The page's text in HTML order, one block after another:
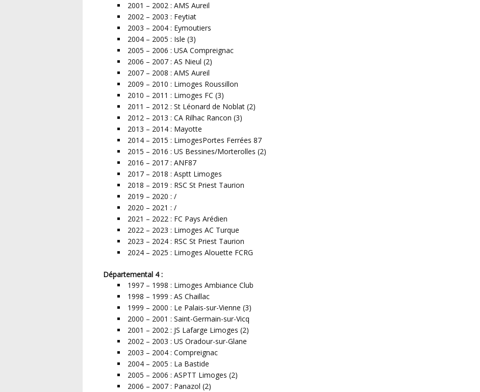
2001 – 2002 : AMS Aureil
2002 – 2003 : Feytiat
2003 – 2004 : Eymoutiers
2004 – 2005 : Isle (3)
2005 – 2006 : USA Compreignac
2006 – 2007 : AS Nieul (2)
2007 – 2008 : AMS Aureil
2009 – 2010 : Limoges Roussillon
2010 – 2011 : Limoges FC (3)
2011 – 2012 : St Léonard de Noblat (2)
2012 – 2013 : CA Rilhac Rancon (3)
2013 – 2014 : Mayotte
2014 – 2015 : LimogesPortes Ferrées 87
2015 – 2016 : US Bessines/Morterolles (2)
2016 – 2017 : ANF87
2017 – 2018 : Asptt Limoges
2018 – 2019 : RSC St Priest Taurion
2019 – 2020 : /
2020 – 2021 : /
2021 – 2022 : FC Pays Arédien
2022 – 2023 : Limoges AC Turque
2023 – 2024 : RSC St Priest Taurion
2024 – 2025 : Limoges Alouette FCRG
Départemental 4 :
1997 – 1998 : Limoges Ambiance Club
1998 – 1999 : AS Chaillac
1999 – 2000 : Le Palais-sur-Vienne (3)
2000 – 2001 : Saint-Germain-sur-Vicq
2001 – 2002 : JS Lafarge Limoges (2)
2002 – 2003 : US Oradour-sur-Glane
2003 – 2004 : Compreignac
2004 – 2005 : La Bastide
2005 – 2006 : ASPTT Limoges (2)
2006 – 2007 : Panazol (2)